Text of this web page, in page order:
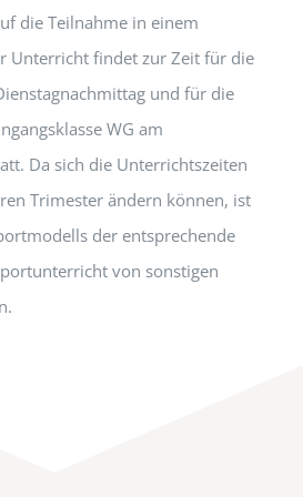
die Teilnahme in einem
Unterricht findet zur Zeit für die
und für die
WG am
Da sich die Unterrichtszeiten
Trimester ändern können, ist
der entsprechende
von sonstigen